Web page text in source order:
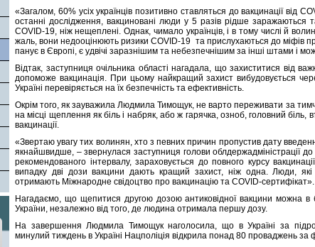
«Загалом, 60% усіх українців позитивно ставляться до вакцинації
останні дослідження, вакциновані люди у 5 разів рідше заражаються
COVID-19, ніж нещеплені. Однак, чимало українців, і в тому числі й
жаль, вони недооцінюють ризики COVID-19 та прислухаються до міфів
панує в Європі, є удвічі заразнішим та небезпечнішим за інші штами і
Відтак, заступниця очільника області нагадала, що захиститися від
допоможе вакцинація. При цьому найкращий захист вибудовується
Україні перевіряється на їх безпечність та ефективність.
Окрім того, як зауважила Людмила Тимощук, не варто переживати за
на місці щеплення як біль і набряк, або ж гарячка, озноб, головний
вакцинації.
«Звертаю увагу тих волинян, хто з певних причин пропустив дату
якнайшвидше, – звернулася заступниця голови облдержадміністрації
рекомендованого інтервалу, зараховується до повного курсу
випадку дві дози вакцини дають кращий захист, ніж одна. Люди,
отримають Міжнародне свідоцтво про вакцинацію та COVID-сертифікат».
Нагадаємо, що щепитися другою дозою антиковідної вакцини можна в
України, незалежно від того, де людина отримала першу дозу.
На завершення Людмила Тимощук наголосила, що в Україні за
минулий тиждень в Україні Нацполіція відкрила понад 80 проваджень за